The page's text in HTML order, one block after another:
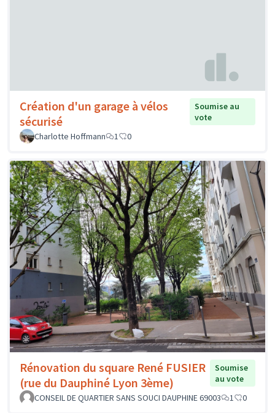
Création d'un garage à vélos
sécurisé
Soumise au
vote
Charlotte Hoffmann
1 0
Rénovation du square René FUSIER
(rue du Dauphiné Lyon 3ème)
Soumise
au vote
CONSEIL DE QUARTIER SANS SOUCI DAUPHINE 69003
1 0